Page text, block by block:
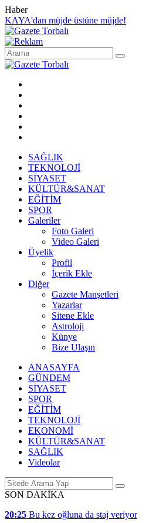
Haber
KAYA'dan müjde üstüne müjde!
SAĞLIK
TEKNOLOJİ
SİYASET
KÜLTÜR&SANAT
EĞİTİM
SPOR
Galeriler
Foto Galeri
Video Galeri
Üyelik
Profil
İçerik Ekle
Diğer
Gazete Manşetleri
Yazarlar
Sitene Ekle
Astroloji
Künye
Bize Ulaşın
ANASAYFA
GÜNDEM
SİYASET
SPOR
EĞİTİM
TEKNOLOJİ
EKONOMİ
KÜLTÜR&SANAT
SAĞLIK
Videolar
SON DAKİKA
20:25 Bu kez oğluna da staj veriyor